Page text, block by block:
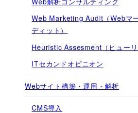
Web Marketing Audit（Webマ
ディット）
Heuristic Assesment（ヒューリ
ITセカンドオピニオン
Webサイト構築・運用・解析
CMS導入